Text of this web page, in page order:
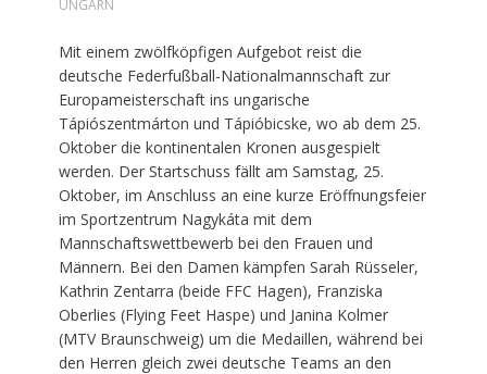
UNGARN
Mit einem zwölfköpfigen Aufgebot reist die
deutsche Federfußball-Nationalmannschaft zur
Europameisterschaft ins ungarische
Tápiószentmárton und Tápióbicske, wo ab dem 25.
Oktober die kontinentalen Kronen ausgespielt
werden. Der Startschuss fällt am Samstag, 25.
Oktober, im Anschluss an eine kurze Eröffnungsfeier
im Sportzentrum Nagykáta mit dem
Mannschaftswettbewerb bei den Frauen und
Männern. Bei den Damen kämpfen Sarah Rüsseler,
Kathrin Zentarra (beide FFC Hagen), Franziska
Oberlies (Flying Feet Haspe) und Janina Kolmer
(MTV Braunschweig) um die Medaillen, während bei
den Herren gleich zwei deutsche Teams an den